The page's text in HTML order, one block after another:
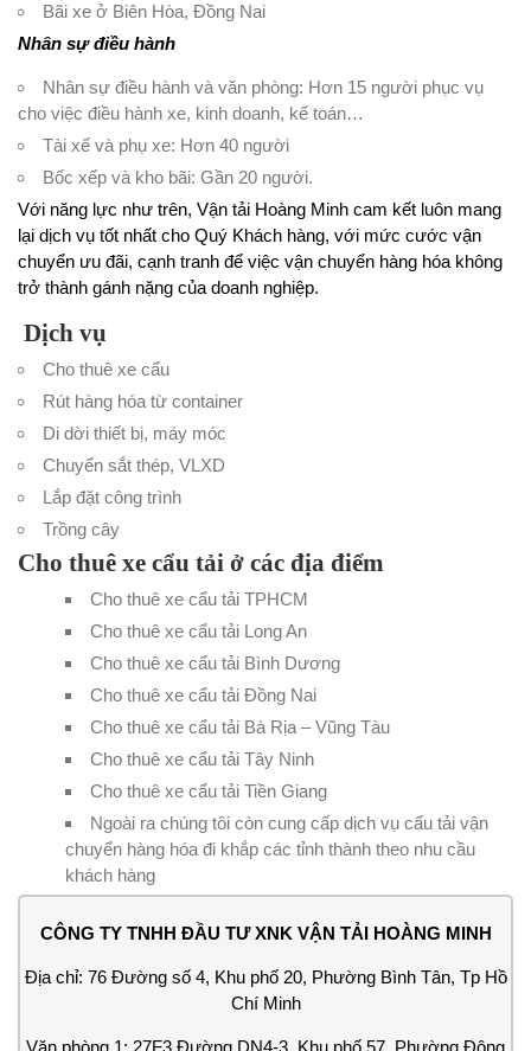
Bãi xe ở Biên Hòa, Đồng Nai
Nhân sự điều hành
Nhân sự điều hành và văn phòng: Hơn 15 người phục vụ
cho việc điều hành xe, kinh doanh, kế toán…
Tài xế và phụ xe: Hơn 40 người
Bốc xếp và kho bãi: Gần 20 người.
Với năng lực như trên, Vận tải Hoàng Minh cam kết luôn mang
lại dịch vụ tốt nhất cho Quý Khách hàng, với mức cước vận
chuyển ưu đãi, cạnh tranh để việc vận chuyển hàng hóa không
trở thành gánh nặng của doanh nghiệp.
Dịch vụ
Cho thuê xe cẩu
Rút hàng hóa từ container
Di dời thiết bị, máy móc
Chuyển sắt thép, VLXD
Lắp đặt công trình
Trồng cây
Cho thuê xe cẩu tải ở các địa điểm
Cho thuê xe cẩu tải TPHCM
Cho thuê xe cẩu tải Long An
Cho thuê xe cẩu tải Bình Dương
Cho thuê xe cẩu tải Đồng Nai
Cho thuê xe cẩu tải Bà Rịa – Vũng Tàu
Cho thuê xe cẩu tải Tây Ninh
Cho thuê xe cẩu tải Tiền Giang
Ngoài ra chúng tôi còn cung cấp dịch vụ cẩu tải vận
chuyển hàng hóa đi khắp các tỉnh thành theo nhu cầu
khách hàng
CÔNG TY TNHH ĐẦU TƯ XNK VẬN TẢI HOÀNG MINH
Địa chỉ: 76 Đường số 4, Khu phố 20, Phường Bình Tân, Tp Hồ
Chí Minh
Văn phòng 1: 27F3 Đường DN4-3, Khu phố 57, Phường Đông